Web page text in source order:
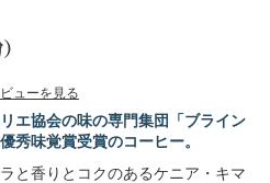
ューを見る
エ協会の味の専門集団「ブライン
秀味覚賞受賞のコーヒー。
と香りとコクのあるケニア・キマ